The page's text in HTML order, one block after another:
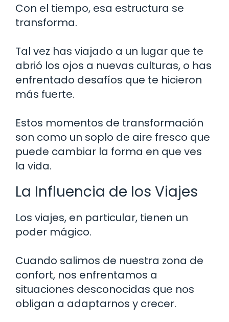
Con el tiempo, esa estructura se
transforma.
Tal vez has viajado a un lugar que te
abrió los ojos a nuevas culturas, o has
enfrentado desafíos que te hicieron
más fuerte.
Estos momentos de transformación
son como un soplo de aire fresco que
puede cambiar la forma en que ves
la vida.
La Influencia de los Viajes
Los viajes, en particular, tienen un
poder mágico.
Cuando salimos de nuestra zona de
confort, nos enfrentamos a
situaciones desconocidas que nos
obligan a adaptarnos y crecer.